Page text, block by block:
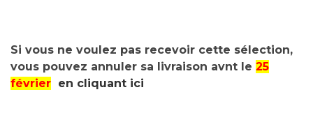
Si vous ne voulez pas recevoir cette sélection,
vous pouvez annuler sa livraison avnt le 25
février en cliquant ici